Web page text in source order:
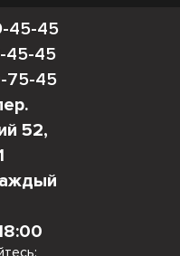
45-45
45-45
75-45
52,